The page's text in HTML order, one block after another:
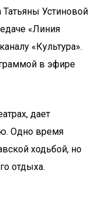
Устиновой
«Линия
«Культура».
в эфире
дает
Одно время
ходьбой, но
отдыха.